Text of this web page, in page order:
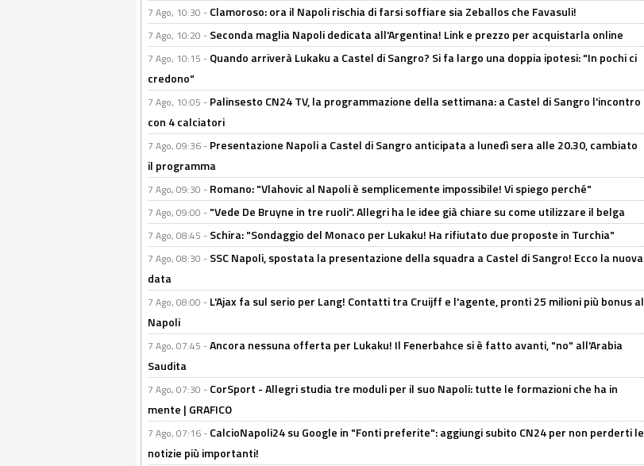
7 Ago, 10:30 - Clamoroso: ora il Napoli rischia di farsi soffiare sia Zeballos che Favasuli!
7 Ago, 10:20 - Seconda maglia Napoli dedicata all'Argentina! Link e prezzo per acquistarla online
7 Ago, 10:15 - Quando arriverà Lukaku a Castel di Sangro? Si fa largo una doppia ipotesi: "In pochi ci
credono"
7 Ago, 10:05 - Palinsesto CN24 TV, la programmazione della settimana: a Castel di Sangro l'incontro
con 4 calciatori
7 Ago, 09:36 - Presentazione Napoli a Castel di Sangro anticipata a lunedì sera alle 20.30, cambiato
il programma
7 Ago, 09:30 - Romano: "Vlahovic al Napoli è semplicemente impossibile! Vi spiego perché"
7 Ago, 09:00 - "Vede De Bruyne in tre ruoli". Allegri ha le idee già chiare su come utilizzare il belga
7 Ago, 08:45 - Schira: "Sondaggio del Monaco per Lukaku! Ha rifiutato due proposte in Turchia"
7 Ago, 08:30 - SSC Napoli, spostata la presentazione della squadra a Castel di Sangro! Ecco la nuova
data
7 Ago, 08:00 - L'Ajax fa sul serio per Lang! Contatti tra Cruijff e l'agente, pronti 25 milioni più bonus al
Napoli
7 Ago, 07:45 -Ancora nessuna offerta per Lukaku! Il Fenerbahce si è fatto avanti, "no" all'Arabia
Saudita
7 Ago, 07:30 - CorSport - Allegri studia tre moduli per il suo Napoli: tutte le formazioni che ha in
mente | GRAFICO
7 Ago, 07:16 - CalcioNapoli24 su Google in "Fonti preferite": aggiungi subito CN24 per non perderti le
notizie più importanti!